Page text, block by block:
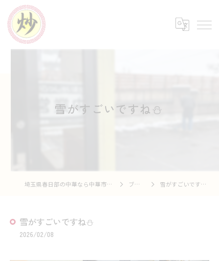
雪がすごいですね⛄️⁡
埼玉県春日部の中華なら中華市場 炒 ブログ 雪がすごいですね⛄️⁡
雪がすごいですね⛄️⁡
2026/02/08